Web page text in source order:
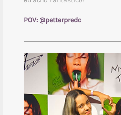
POV: @petterpredo